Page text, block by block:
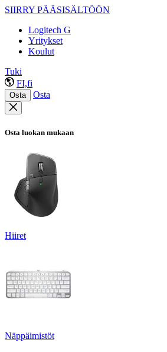
SIIRRY PÄÄSISÄLTÖÖN
Logitech G
Yritykset
Koulut
Tuki
FI,fi
Osta Osta
Osta luokan mukaan
Hiiret
Näppäimistöt